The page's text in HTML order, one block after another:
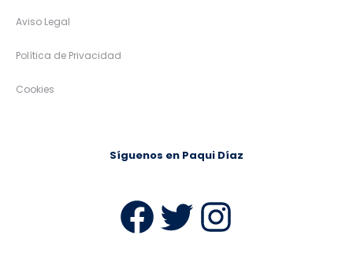
Aviso Legal
Política de Privacidad
Cookies
Síguenos en Paqui Díaz
Facebook
Twitter